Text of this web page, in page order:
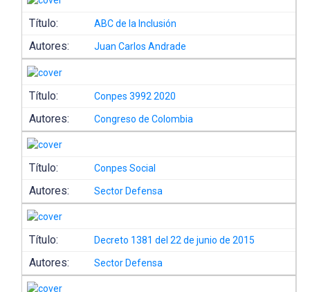
Título: ABC de la Inclusión
Autores: Juan Carlos Andrade
Título: Conpes 3992 2020
Autores: Congreso de Colombia
Título: Conpes Social
Autores: Sector Defensa
Título: Decreto 1381 del 22 de junio de 2015
Autores: Sector Defensa